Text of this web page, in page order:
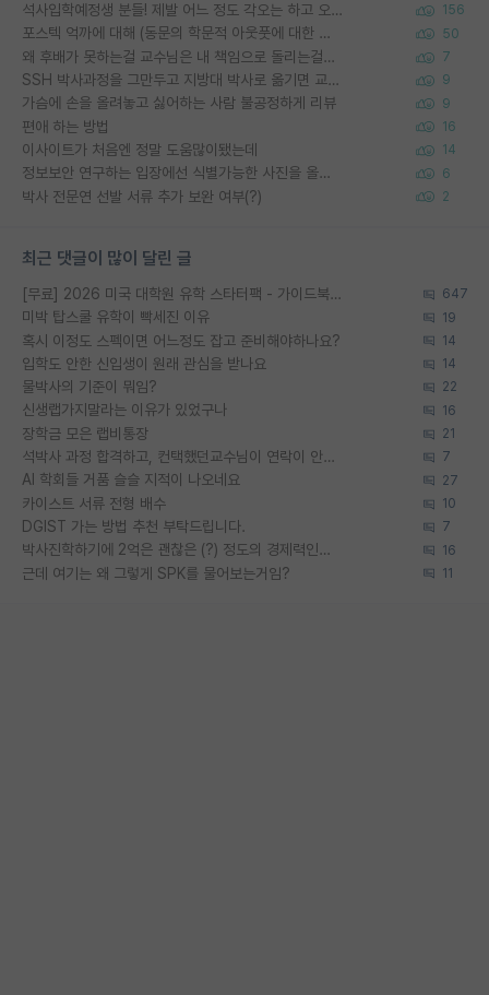
석사입학예정생 분들! 제발 어느 정도 각오는 하고 오세요. 156
포스텍 억까에 대해 (동문의 학문적 아웃풋에 대한 반박) 50
왜 후배가 못하는걸 교수님은 내 책임으로 돌리는걸까요? 7
SSH 박사과정을 그만두고 지방대 박사로 옮기면 교수의 꿈은 끝일까요? 9
가슴에 손을 올려놓고 싫어하는 사람 불공정하게 리뷰 9
편애 하는 방법 16
이사이트가 처음엔 정말 도움많이됐는데 14
정보보안 연구하는 입장에선 식별가능한 사진을 올리는건 비추이긴함 6
박사 전문연 선발 서류 추가 보완 여부(?) 2
최근 댓글이 많이 달린 글
[무료] 2026 미국 대학원 유학 스타터팩 - 가이드북 & 합격자 컨택메일 템플릿 647
미박 탑스쿨 유학이 빡세진 이유 19
혹시 이정도 스펙이면 어느정도 잡고 준비해야하나요? 14
입학도 안한 신입생이 원래 관심을 받나요 14
물박사의 기준이 뭐임? 22
신생랩가지말라는 이유가 있었구나 16
장학금 모은 랩비통장 21
석박사 과정 합격하고, 컨택했던교수님이 연락이 안됩니다... 7
AI 학회들 거품 슬슬 지적이 나오네요 27
카이스트 서류 전형 배수 10
DGIST 가는 방법 추천 부탁드립니다. 7
박사진학하기에 2억은 괜찮은 (?) 정도의 경제력인가요 16
근데 여기는 왜 그렇게 SPK를 물어보는거임? 11